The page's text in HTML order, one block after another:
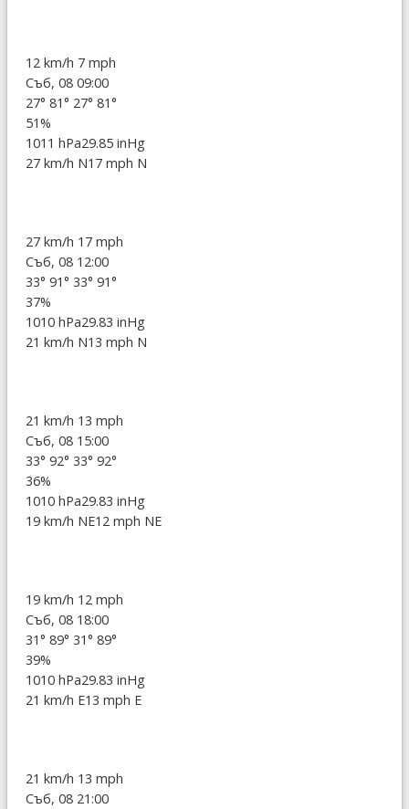
12 km/h 7 mph
Съб, 08 09:00
27° 81° 27° 81°
51%
1011 hPa29.85 inHg
27 km/h N17 mph N
27 km/h 17 mph
Съб, 08 12:00
33° 91° 33° 91°
37%
1010 hPa29.83 inHg
21 km/h N13 mph N
21 km/h 13 mph
Съб, 08 15:00
33° 92° 33° 92°
36%
1010 hPa29.83 inHg
19 km/h NE12 mph NE
19 km/h 12 mph
Съб, 08 18:00
31° 89° 31° 89°
39%
1010 hPa29.83 inHg
21 km/h E13 mph E
21 km/h 13 mph
Съб, 08 21:00